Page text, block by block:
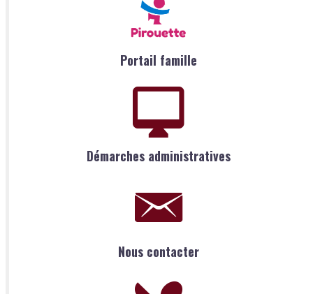
Portail famille
Démarches administratives
Nous contacter